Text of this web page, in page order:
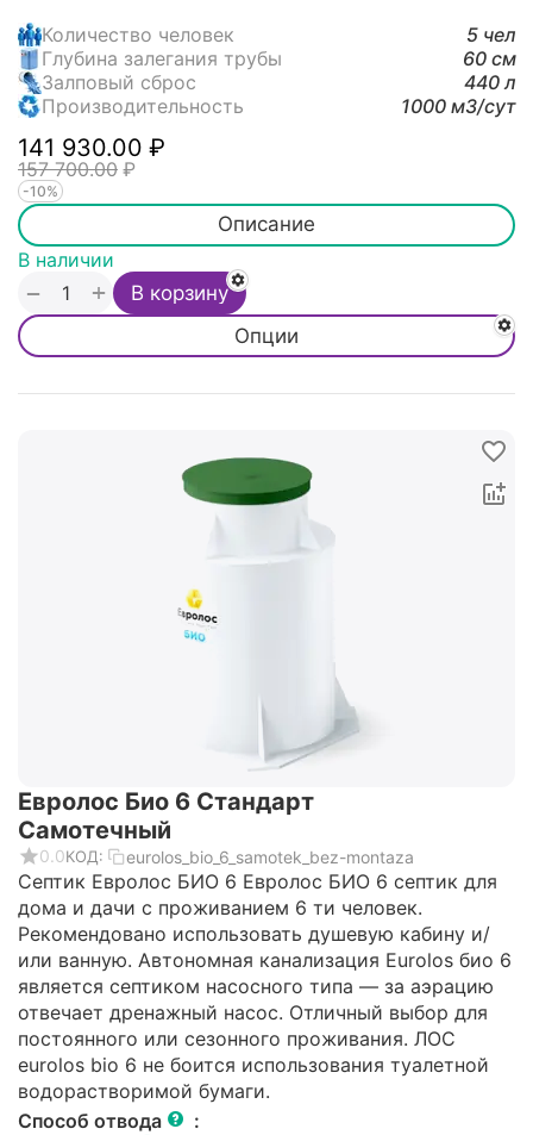
Количество человек
5 чел
Глубина залегания трубы
60 см
Залповый сброс
440 л
Производительность
1000 м3/cут
141 930.00 ₽
157 700.00 ₽
-10%
Описание
Опции
В наличии
+
− В корзину
Евролос Био 6 Стандарт
Самотечный
0.0КОД: eurolos_bio_6_samotek_bez-montaza
Септик Eвролос БИО 6 Евролос БИО 6 септик для
дома и дачи с проживанием 6 ти человек.
Рекомендовано использовать душевую кабину и/
или ванную. Автономная канализация Eurolos био 6
является септиком насосного типа — за аэрацию
отвечает дренажный насос. Отличный выбор для
постоянного или сезонного проживания. ЛОС
eurolos bio 6 не боится использования туалетной
водорастворимой бумаги.
Способ отвода
: